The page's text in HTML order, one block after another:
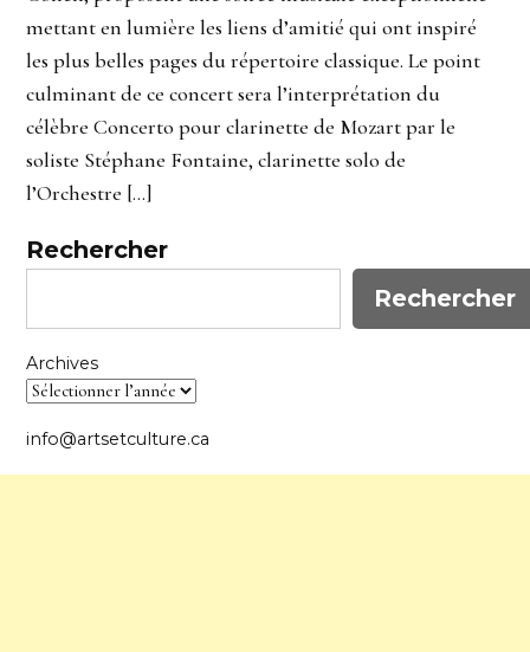
mettant en lumière les liens d’amitié qui ont inspiré
les plus belles pages du répertoire classique. Le point
culminant de ce concert sera l’interprétation du
célèbre Concerto pour clarinette de Mozart par le
soliste Stéphane Fontaine, clarinette solo de
l’Orchestre […]
Rechercher
Rechercher
Archives
info@artsetculture.ca